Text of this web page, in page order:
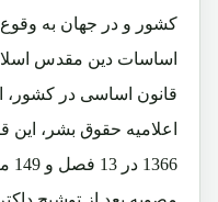
کشور و در جهان به
اساسات دین مقدس
قانون اساسی در کشور،
اعلامیه حقوق بشر، این